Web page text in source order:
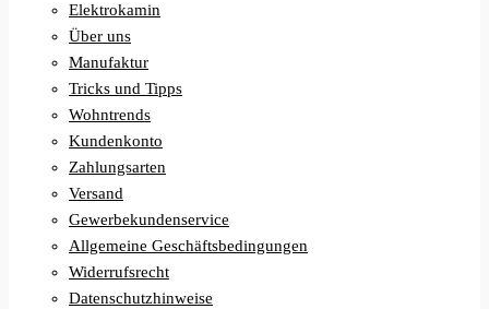
Elektrokamin
Über uns
Manufaktur
Tricks und Tipps
Wohntrends
Kundenkonto
Zahlungsarten
Versand
Gewerbekundenservice
Allgemeine Geschäftsbedingungen
Widerrufsrecht
Datenschutzhinweise